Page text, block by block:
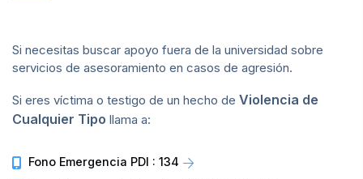
Si necesitas buscar apoyo fuera de la universidad sobre
servicios de asesoramiento en casos de agresión.
Si eres víctima o testigo de un hecho de Violencia de
Cualquier Tipo llama a:
Fono Emergencia PDI : 134